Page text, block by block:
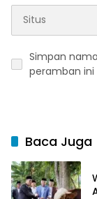
Simpan
peramban
Baca Juga